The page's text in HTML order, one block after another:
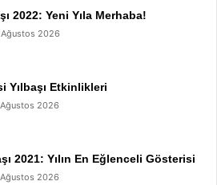
2022: Yeni Yıla Merhaba!
2026
Yılbaşı Etkinlikleri
2026
2021: Yılın En Eğlenceli Gösterisi
2026